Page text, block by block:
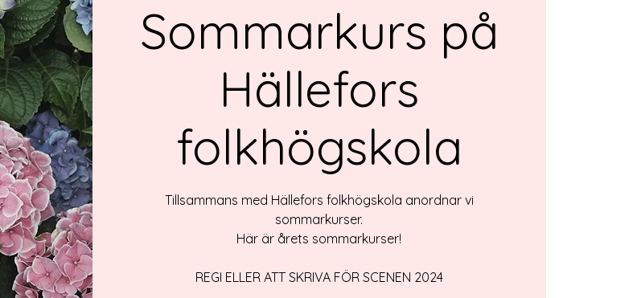
Sommarkurs på
Hällefors
folkhögskola
Tillsammans med Hällefors folkhögskola anordnar vi
sommarkurser.
Här är årets sommarkurser!
REGI ELLER ATT SKRIVA FÖR SCENEN 2024